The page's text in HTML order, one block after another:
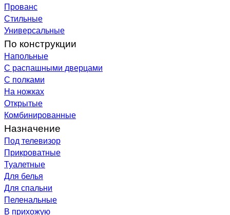
Прованс
Стильные
Универсальные
По конструкции
Напольные
С распашными дверцами
С полками
На ножках
Открытые
Комбинированные
Назначение
Под телевизор
Прикроватные
Туалетные
Для белья
Для спальни
Пеленальные
В прихожую